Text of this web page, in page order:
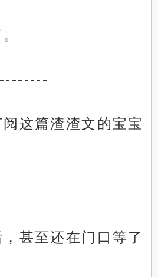
这篇渣渣文的宝宝
甚至还在门口等了